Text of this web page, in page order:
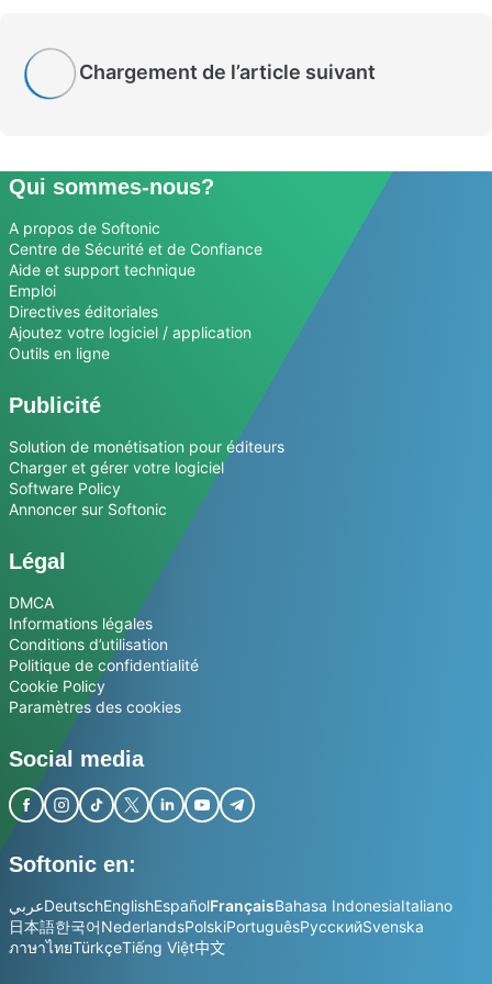
Chargement de l’article suivant
Qui sommes-nous?
A propos de Softonic
Centre de Sécurité et de Confiance
Aide et support technique
Emploi
Directives éditoriales
Ajoutez votre logiciel / application
Outils en ligne
Publicité
Solution de monétisation pour éditeurs
Charger et gérer votre logiciel
Software Policy
Annoncer sur Softonic
Légal
DMCA
Informations légales
Conditions d’utilisation
Politique de confidentialité
Cookie Policy
Paramètres des cookies
Social media
Softonic en:
عربيDeutschEnglishEspañolFrançaisBahasa IndonesiaItaliano
日本語한국어NederlandsPolskiPortuguêsРусскийSvenska
ภาษาไทยTürkçeTiếng Việt中文